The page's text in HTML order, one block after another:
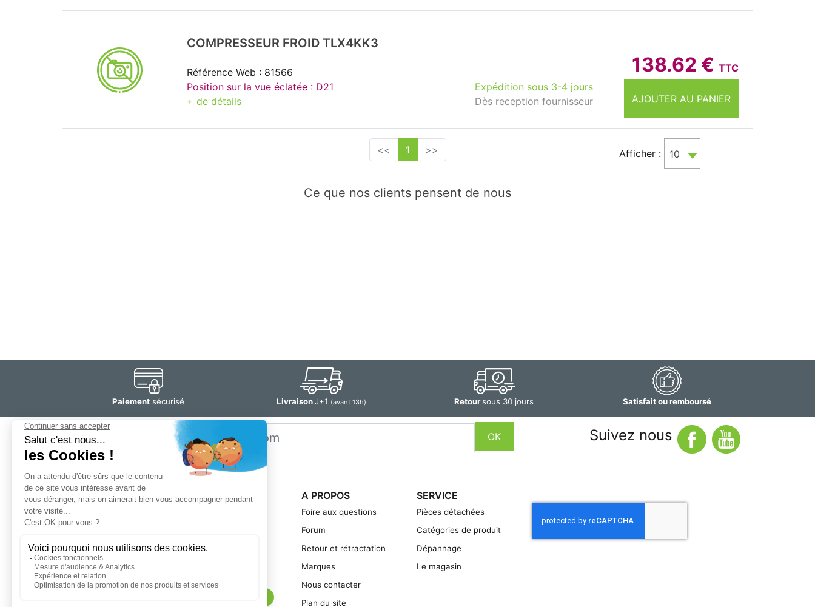
138.62 € TTC
AJOUTER AU PANIER
Expédition sous 3-4 jours
Dès reception fournisseur
COMPRESSEUR FROID TLX4KK3
Référence Web : 81566
Position sur la vue éclatée : D21
+ de détails
<< 1 >> Afficher : 10
Ce que nos clients pensent de nous
Paiement sécurisé LivraisonJ+1 (avant 13h) Retoursous 30 jours Satisfait ou remboursé
Restez
informé
Email
OK Suivez nous
SOGEDIS SAS
3 rue Antoine Lavoisier
76305 Sotteville-lès-Rouen cedex
Magasin :
lundi au vendredi de 9h à 12h et de 14h à 18h30.
Samedi de 9h à 12h30 et de 13h30 à 18h30
A PROPOS
Foire aux questions
Forum
Retour et rétractation
Marques
Nous contacter
Plan du site
SERVICE
Pièces détachées
Catégories de produit
Dépannage
Le magasin